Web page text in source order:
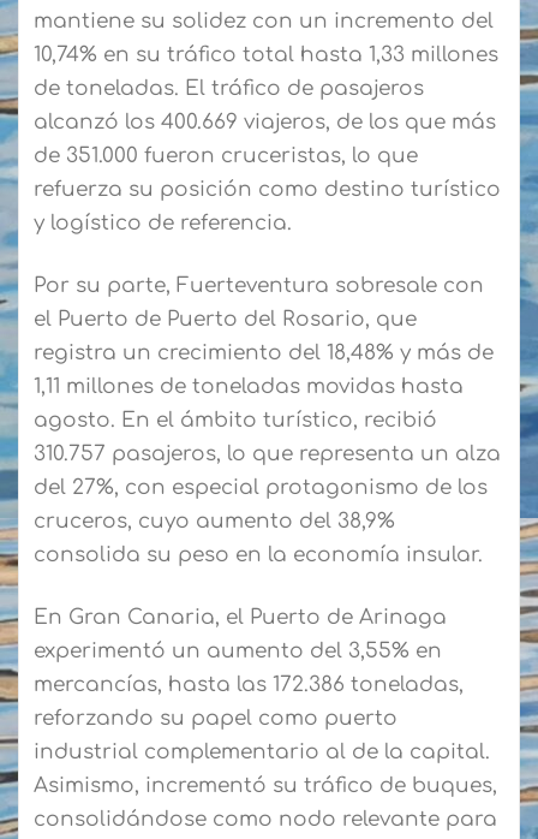
mantiene su solidez con un incremento del
10,74% en su tráfico total hasta 1,33 millones
de toneladas. El tráfico de pasajeros
alcanzó los 400.669 viajeros, de los que más
de 351.000 fueron cruceristas, lo que
refuerza su posición como destino turístico
y logístico de referencia.
Por su parte, Fuerteventura sobresale con
el Puerto de Puerto del Rosario, que
registra un crecimiento del 18,48% y más de
1,11 millones de toneladas movidas hasta
agosto. En el ámbito turístico, recibió
310.757 pasajeros, lo que representa un alza
del 27%, con especial protagonismo de los
cruceros, cuyo aumento del 38,9%
consolida su peso en la economía insular.
En Gran Canaria, el Puerto de Arinaga
experimentó un aumento del 3,55% en
mercancías, hasta las 172.386 toneladas,
reforzando su papel como puerto
industrial complementario al de la capital.
Asimismo, incrementó su tráfico de buques,
consolidándose como nodo relevante para